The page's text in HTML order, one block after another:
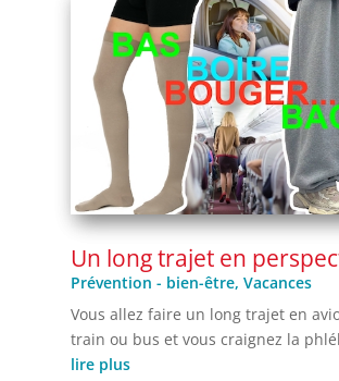
Un long trajet en
Prévention - bien-être, Vacances
Vous allez faire un long trajet en
train ou bus et vous craignez la
lire plus